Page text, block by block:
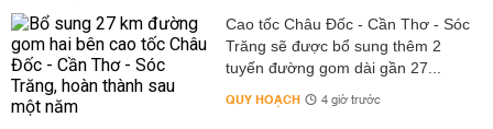
Cao tốc Châu Đốc - Cần Thơ - Sóc
Trăng sẽ được bổ sung thêm 2
tuyến đường gom dài gần 27...
QUY HOẠCH 4 giờ trước